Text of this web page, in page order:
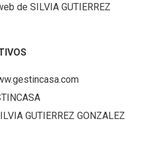
de SILVIA GUTIERREZ
GUTIERREZ GONZALEZ